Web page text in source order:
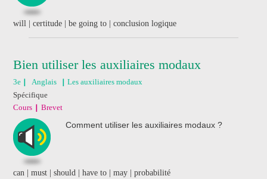
will | certitude | be going to | conclusion logique
Bien utiliser les auxiliaires modaux
3e Anglais
Les auxiliaires modaux
Spécifique
Cours
Brevet
Comment utiliser les auxiliaires modaux ?
can | must | should | have to | may | probabilité